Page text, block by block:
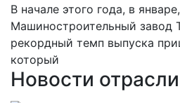
В начале этого года, в
Машиностроительный
рекордный темп выпуска
который
Новости отрасли